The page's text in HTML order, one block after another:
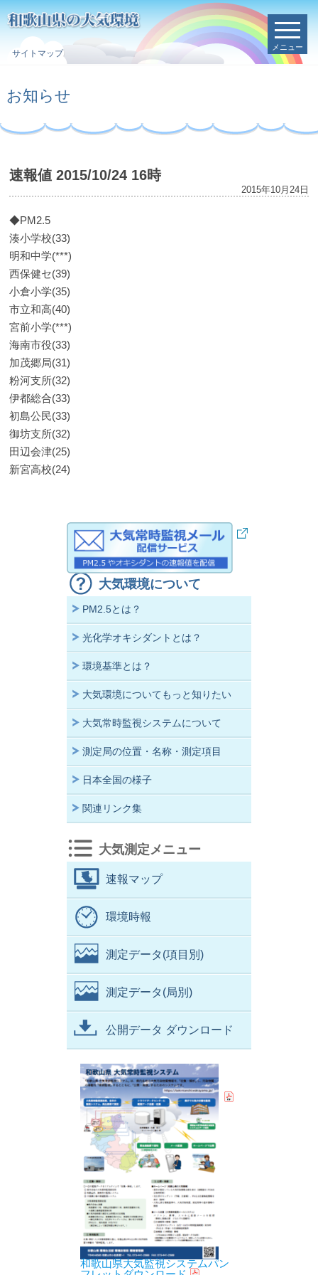
サイトマップ
メニュー
お知らせ
速報値 2015/10/24 16時
2015年10月24日
◆PM2.5
湊小学校(33)
明和中学(***)
西保健セ(39)
小倉小学(35)
市立和高(40)
宮前小学(***)
海南市役(33)
加茂郷局(31)
粉河支所(32)
伊都総合(33)
初島公民(33)
御坊支所(32)
田辺会津(25)
新宮高校(24)
大気環境について
PM2.5とは？
光化学オキシダントとは？
環境基準とは？
大気環境についてもっと知りたい
大気常時監視システムについて
測定局の位置・名称・測定項目
日本全国の様子
関連リンク集
大気測定メニュー
速報マップ
環境時報
測定データ(項目別)
測定データ(局別)
公開データ ダウンロード
和歌山県大気監視システムパン